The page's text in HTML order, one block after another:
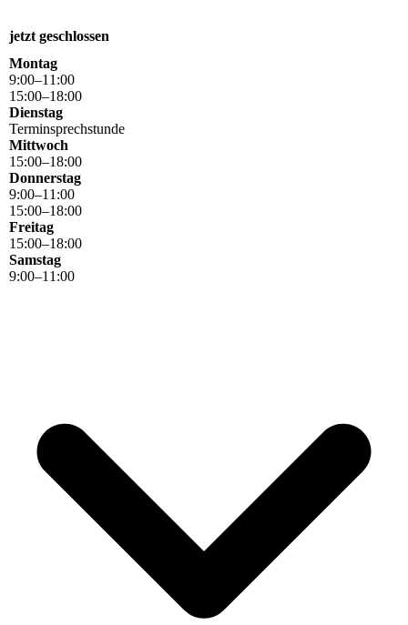
jetzt geschlossen
Montag
9:00–11 :00
15:00–18:00
Dienstag
Terminsprechstunde
Mittwoch
15:00–18:00
Donnerstag
9:00–11 :00
15:00–18:00
Freitag
15:00–18:00
Samstag
9:00–11 :00